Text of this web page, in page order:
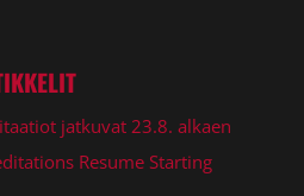
jatkuvat 23.8. alkaen
Resume Starting